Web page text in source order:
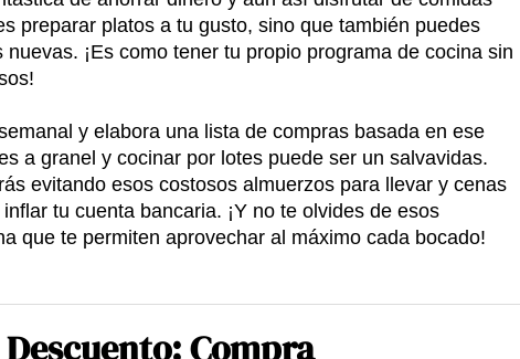
preparar platos a tu gusto, sino que también puedes
¡Es como tener tu propio programa de cocina sin
y elabora una lista de compras basada en ese
a granel y cocinar por lotes puede ser un salvavidas.
evitando esos costosos almuerzos para llevar y cenas
tu cuenta bancaria. ¡Y no te olvides de esos
que te permiten aprovechar al máximo cada bocado!
Compra